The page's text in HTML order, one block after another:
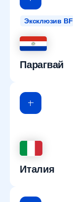
Эксклюзив BF
Парагвай
Италия